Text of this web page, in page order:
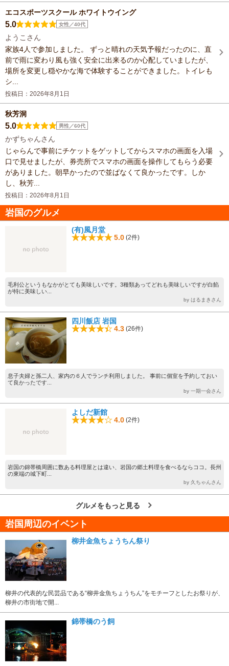
エコスポーツスクール ホワイトウイング
5.0 女性／40代
ようこさん
家族4人で参加しました。 ずっと晴れの天気予報だったのに、直
前で雨に変わり風も強く安全に出来るのか心配していましたが、
場所を変更し穏やかな海で体験することができました。トイレも
シ...
投稿日：2026年8月1日
秋芳洞
5.0 男性／60代
かずちゃんさん
じゃらんで事前にチケットをゲットしてからスマホの画面を入場
口で見せましたが、券売所でスマホの画面を操作してもらう必要
がありました。朝早かったので並ばなくて良かったです。しか
し、秋芳...
投稿日：2026年8月1日
岩国のグルメ
(有)風月堂
5.0 (2件)
毛利公というもなかがとても美味しいです。3種類あってどれも美味しいですが白餡
が特に美味しい...
by はるまきさん
四川飯店 岩国
4.3 (26件)
息子夫婦と孫二人、家内の６人でランチ利用しました。 事前に個室を予約しておい
て良かったです...
by 一期一会さん
よしだ新館
4.0 (2件)
岩国の錦帯橋周囲に数ある料理屋とは違い、岩国の郷土料理を食べるならココ。長州
の東端の城下町...
by 久ちゃんさん
グルメをもっと見る
岩国周辺のイベント
柳井金魚ちょうちん祭り
柳井の代表的な民芸品である“柳井金魚ちょうちん”をモチーフとしたお祭りが、
柳井の市街地で開...
錦帯橋のう飼